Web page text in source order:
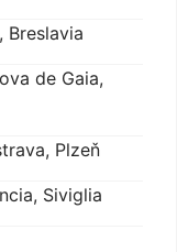
Breslavia
de Gaia,
Plzeň
Siviglia